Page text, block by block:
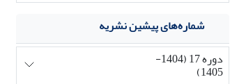
شماره‌های پیشین نشریه
دوره 17 (1404-
1405)